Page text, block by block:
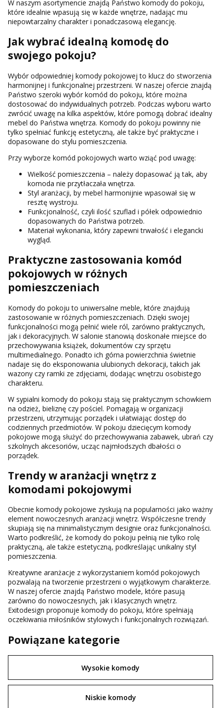
W naszym asortymencie znajdą Państwo komody do pokoju,
które idealnie wpasują się w każde wnętrze, nadając mu
niepowtarzalny charakter i ponadczasową elegancję.
Jak wybrać idealną komodę do
swojego pokoju?
Wybór odpowiedniej komody pokojowej to klucz do stworzenia
harmonijnej i funkcjonalnej przestrzeni. W naszej ofercie znajdą
Państwo szeroki wybór komód do pokoju, które można
dostosować do indywidualnych potrzeb. Podczas wyboru warto
zwrócić uwagę na kilka aspektów, które pomogą dobrać idealny
mebel do Państwa wnętrza. Komody do pokoju powinny nie
tylko spełniać funkcję estetyczną, ale także być praktyczne i
dopasowane do stylu pomieszczenia.
Przy wyborze komód pokojowych warto wziąć pod uwagę:
Wielkość pomieszczenia – należy dopasować ją tak, aby
komoda nie przytłaczała wnętrza.
Styl aranżacji, by mebel harmonijnie wpasował się w
resztę wystroju.
Funkcjonalność, czyli ilość szuflad i półek odpowiednio
dopasowanych do Państwa potrzeb.
Materiał wykonania, który zapewni trwałość i elegancki
wygląd.
Praktyczne zastosowania komód
pokojowych w różnych
pomieszczeniach
Komody do pokoju to uniwersalne meble, które znajdują
zastosowanie w różnych pomieszczeniach. Dzięki swojej
funkcjonalności mogą pełnić wiele ról, zarówno praktycznych,
jak i dekoracyjnych. W salonie stanowią doskonałe miejsce do
przechowywania książek, dokumentów czy sprzętu
multimedialnego. Ponadto ich górna powierzchnia świetnie
nadaje się do eksponowania ulubionych dekoracji, takich jak
wazony czy ramki ze zdjęciami, dodając wnętrzu osobistego
charakteru.
W sypialni komody do pokoju stają się praktycznym schowkiem
na odzież, bieliznę czy pościel. Pomagają w organizacji
przestrzeni, utrzymując porządek i ułatwiając dostęp do
codziennych przedmiotów. W pokoju dziecięcym komody
pokojowe mogą służyć do przechowywania zabawek, ubrań czy
szkolnych akcesoriów, ucząc najmłodszych dbałości o
porządek.
Trendy w aranżacji wnętrz z
komodami pokojowymi
Obecnie komody pokojowe zyskują na popularności jako ważny
element nowoczesnych aranżacji wnętrz. Współczesne trendy
skupiają się na minimalistycznym designie oraz funkcjonalności.
Warto podkreślić, że komody do pokoju pełnią nie tylko rolę
praktyczną, ale także estetyczną, podkreślając unikalny styl
pomieszczenia.
Kreatywne aranżacje z wykorzystaniem komód pokojowych
pozwalają na tworzenie przestrzeni o wyjątkowym charakterze.
W naszej ofercie znajdą Państwo modele, które pasują
zarówno do nowoczesnych, jak i klasycznych wnętrz.
Exitodesign proponuje komody do pokoju, które spełniają
oczekiwania miłośników stylowych i funkcjonalnych rozwiązań.
Powiązane kategorie
Wysokie komody
Niskie komody